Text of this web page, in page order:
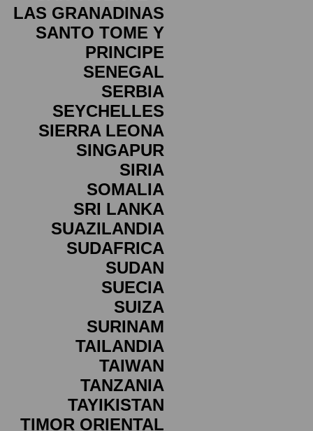
LAS GRANADINAS
SANTO TOME Y
PRINCIPE
SENEGAL
SERBIA
SEYCHELLES
SIERRA LEONA
SINGAPUR
SIRIA
SOMALIA
SRI LANKA
SUAZILANDIA
SUDAFRICA
SUDAN
SUECIA
SUIZA
SURINAM
TAILANDIA
TAIWAN
TANZANIA
TAYIKISTAN
TIMOR ORIENTAL